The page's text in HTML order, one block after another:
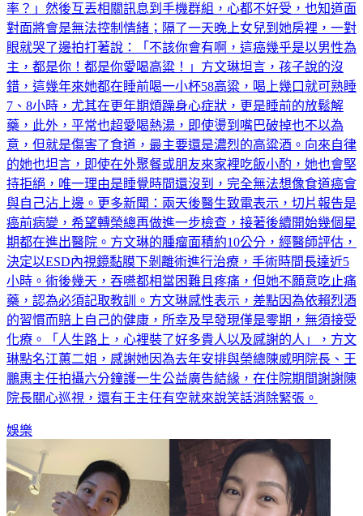
率？」然後互丟相關訊息到手機群組，心都不好受，也知道面
對面將會是無法控制情緒；隔了一天晚上女兒到她房裡，一對
眼就哭了邊拍打著說：「不該你會有啊，這癌幾乎是以男性為
主，都是你！都是你愛喝高粱！」方文琳坦言，孩子說的沒
錯，這幾年來她都在睡前喝一小杯58高粱，喝上幾口就可熟睡
7、8小時，尤其在更年期煩躁身心症狀，更是睡前的放鬆解
藥，此外，平常也超愛喝熱湯，即使燙到嘴巴破掉也不以為
意，但就是傷害了食道，最主要還是濃烈的高粱酒。向來自律
的她也坦言，即使在外聚餐或朋友來家裡吃飯小酌，她也會堅
持拒絕，唯一理由是睡覺時間還沒到，完全無法想像食道癌會
與自己沾上邊。更多新聞：兩天後醫生致電表示，切片報告是
癌前病變，希望轉榮總再做進一步檢查，接著後續開始幾個星
期都在進出醫院。方文琳的腫瘤面積約10公分，經醫師評估，
決定以ESD內視鏡黏膜下剝離術進行治療，手術時間長達近5
小時。術後幾天，吞嚥都相當困難且疼痛，但她不願意吃止痛
藥，認為必須記取教訓。方文琳感性表示，差點因為依賴烈酒
的習慣而賠上自己的健康，所幸及早發現僅是零期，無須接受
化療。「人生路上，心裡裝了好多貴人以及感謝的人」，方文
琳點名江蕙二姐，感謝她因為去年安排與榮總陳威明院長、王
鵬惠主任拍攝六分鐘護一生公益廣告結緣，在住院期間謝謝陳
院長關心巡視，還有王主任有空就來說笑話消除緊張。
娛樂